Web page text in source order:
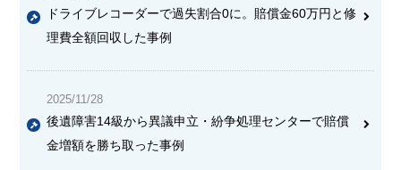
ドライブレコーダーで過失割合0に。賠償金60万円と修
理費全額回収した事例
2025/11/28
後遺障害14級から異議申立・紛争処理センターで賠償
金増額を勝ち取った事例